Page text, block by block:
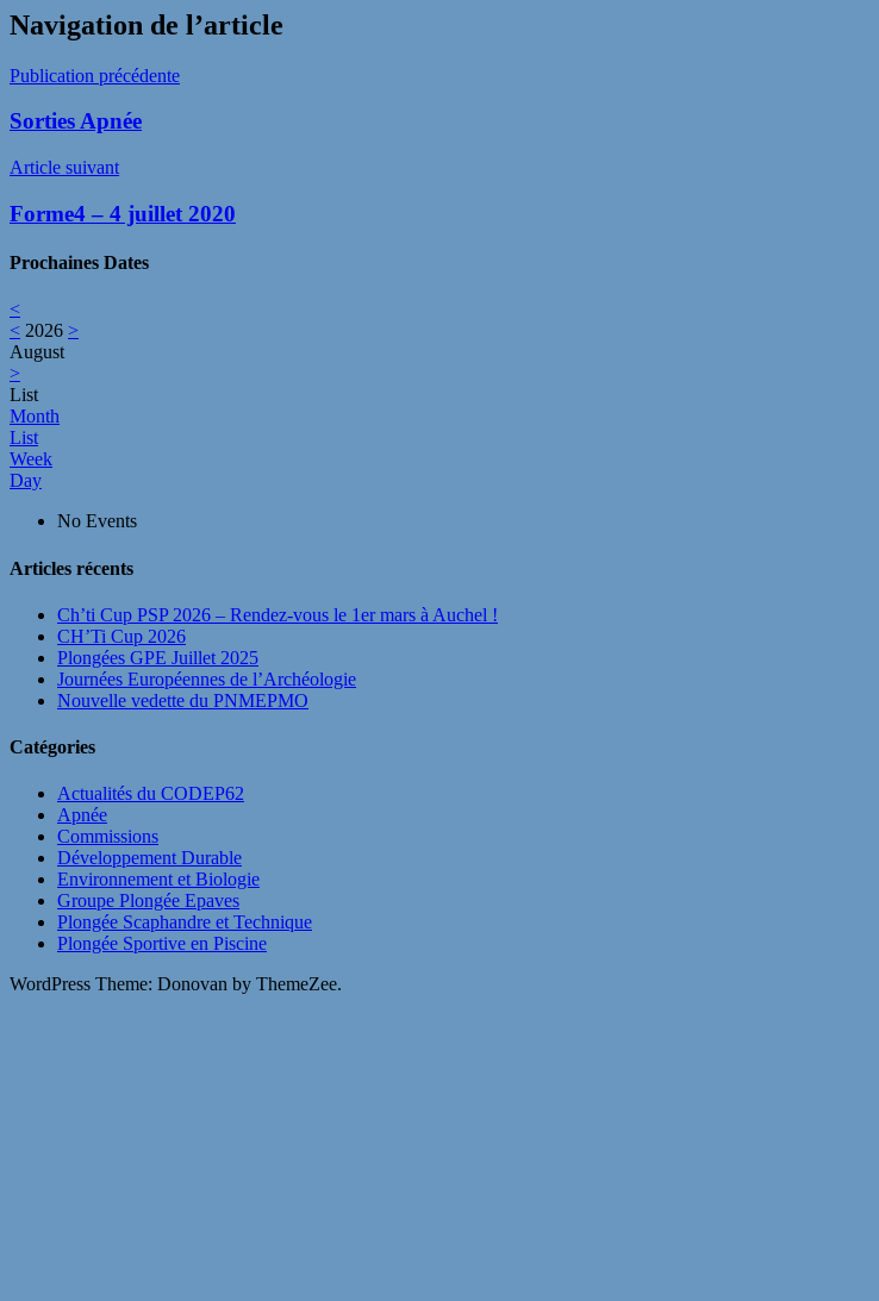
Navigation de l’article
Publication précédente
Sorties Apnée
Article suivant
Forme4 – 4 juillet 2020
Prochaines Dates
<
< 2026 >
August
>
List
Month
List
Week
Day
No Events
Articles récents
Ch’ti Cup PSP 2026 – Rendez‑vous le 1er mars à Auchel !
CH’Ti Cup 2026
Plongées GPE Juillet 2025
Journées Européennes de l’Archéologie
Nouvelle vedette du PNMEPMO
Catégories
Actualités du CODEP62
Apnée
Commissions
Développement Durable
Environnement et Biologie
Groupe Plongée Epaves
Plongée Scaphandre et Technique
Plongée Sportive en Piscine
WordPress Theme: Donovan by ThemeZee.